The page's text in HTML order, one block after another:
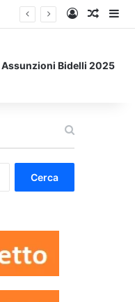
Accedi
Un
Assunzioni Bidelli 2025